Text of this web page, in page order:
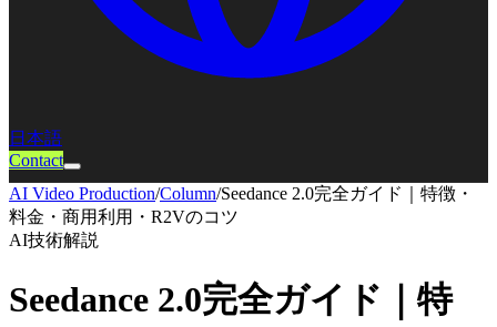
日本語
Contact
AI Video Production/Column/Seedance 2.0完全ガイド｜特徴・
料金・商用利用・R2Vのコツ
AI技術解説
Seedance 2.0完全ガイド｜特